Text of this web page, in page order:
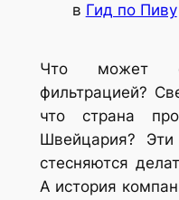
в Гид по Пиву
Что может
фильтрацией?
что страна
Швейцария?
стесняются
А история